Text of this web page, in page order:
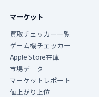
マーケット
買取チェッカー一覧
ゲーム機チェッカー
Apple Store在庫
市場データ
マーケットレポート
値上がり上位